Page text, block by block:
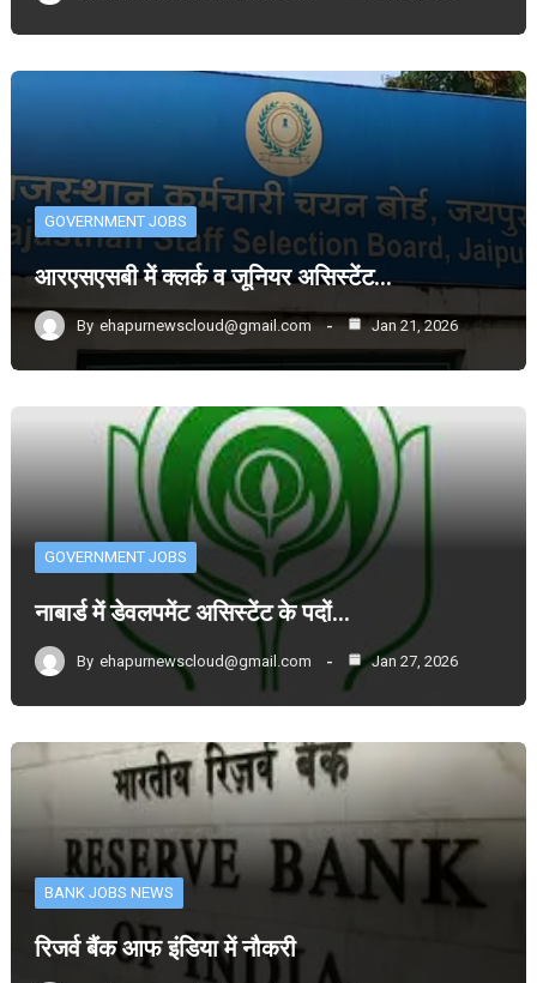
GOVERNMENT JOBS
आरएसएसबी में क्लर्क व जूनियर असिस्टेंट…
By ehapurnewscloud@gmail.com Jan 21, 2026
GOVERNMENT JOBS
नाबार्ड में डेवलपमेंट असिस्टेंट के पदों…
By ehapurnewscloud@gmail.com Jan 27, 2026
BANK JOBS NEWS
रिजर्व बैंक आफ इंडिया में नौकरी